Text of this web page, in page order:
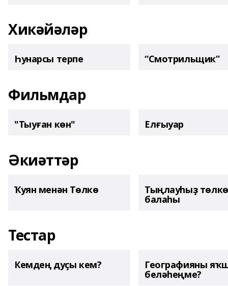
Хикәйәләр
Һунарсы терпе “Смотрильщик”
Фильмдар
"Тыуған көн" Елғыуар
Әкиәттәр
Ҡуян менән Төлкө Тыңлауһыҙ төлкө
балаһы
Тестар
Кемдең дуҫы кем? Географияны
беләһеңме?